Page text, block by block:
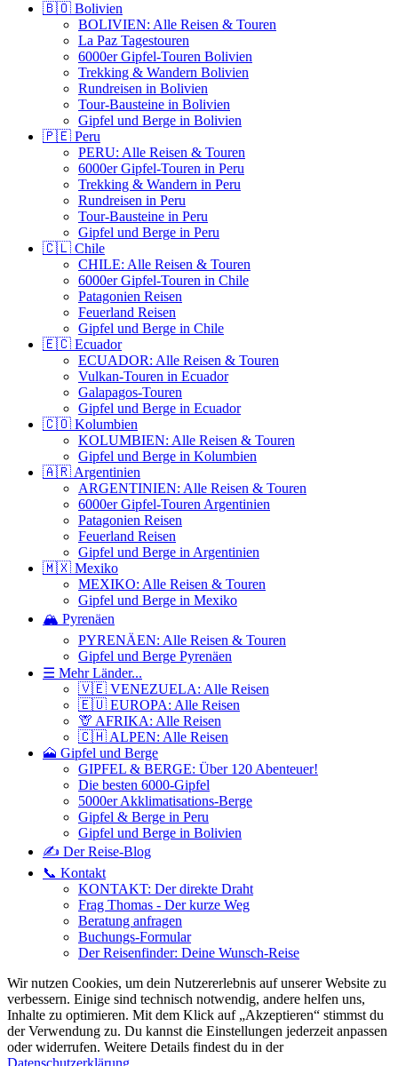
🇧🇴 Bolivien
BOLIVIEN: Alle Reisen & Touren
La Paz Tagestouren
6000er Gipfel-Touren Bolivien
Trekking & Wandern Bolivien
Rundreisen in Bolivien
Tour-Bausteine in Bolivien
Gipfel und Berge in Bolivien
🇵🇪 Peru
PERU: Alle Reisen & Touren
6000er Gipfel-Touren in Peru
Trekking & Wandern in Peru
Rundreisen in Peru
Tour-Bausteine in Peru
Gipfel und Berge in Peru
🇨🇱 Chile
CHILE: Alle Reisen & Touren
6000er Gipfel-Touren in Chile
Patagonien Reisen
Feuerland Reisen
Gipfel und Berge in Chile
🇪🇨 Ecuador
ECUADOR: Alle Reisen & Touren
Vulkan-Touren in Ecuador
Galapagos-Touren
Gipfel und Berge in Ecuador
🇨🇴 Kolumbien
KOLUMBIEN: Alle Reisen & Touren
Gipfel und Berge in Kolumbien
🇦🇷 Argentinien
ARGENTINIEN: Alle Reisen & Touren
6000er Gipfel-Touren Argentinien
Patagonien Reisen
Feuerland Reisen
Gipfel und Berge in Argentinien
🇲🇽 Mexiko
MEXIKO: Alle Reisen & Touren
Gipfel und Berge in Mexiko
🏔️ Pyrenäen
PYRENÄEN: Alle Reisen & Touren
Gipfel und Berge Pyrenäen
☰ Mehr Länder...
🇻🇪 VENEZUELA: Alle Reisen
🇪🇺 EUROPA: Alle Reisen
🦒 AFRIKA: Alle Reisen
🇨🇭 ALPEN: Alle Reisen
🗻 Gipfel und Berge
GIPFEL & BERGE: Über 120 Abenteuer!
Die besten 6000-Gipfel
5000er Akklimatisations-Berge
Gipfel & Berge in Peru
Gipfel und Berge in Bolivien
✍️ Der Reise-Blog
📞 Kontakt
KONTAKT: Der direkte Draht
Frag Thomas - Der kurze Weg
Beratung anfragen
Buchungs-Formular
Der Reisenfinder: Deine Wunsch-Reise
Wir nutzen Cookies, um dein Nutzererlebnis auf unserer Website zu
verbessern. Einige sind technisch notwendig, andere helfen uns,
Inhalte zu optimieren. Mit dem Klick auf „Akzeptieren“ stimmst du
der Verwendung zu. Du kannst die Einstellungen jederzeit anpassen
oder widerrufen. Weitere Details findest du in der